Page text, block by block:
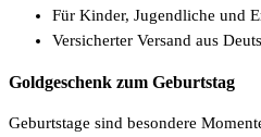
Für Kinder, Jugendliche und
Versicherter Versand aus
Goldgeschenk zum Geburtstag
Geburtstage sind besondere